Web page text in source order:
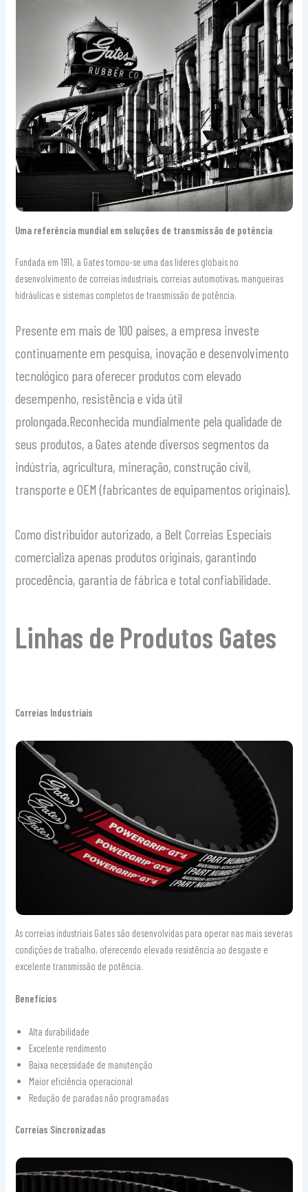
Uma referência mundial em soluções de transmissão de potência
Fundada em 1911, a Gates tornou-se uma das líderes globais no
desenvolvimento de correias industriais, correias automotivas, mangueiras
hidráulicas e sistemas completos de transmissão de potência.
Presente em mais de 100 países, a empresa investe
continuamente em pesquisa, inovação e desenvolvimento
tecnológico para oferecer produtos com elevado
desempenho, resistência e vida útil
prolongada.Reconhecida mundialmente pela qualidade de
seus produtos, a Gates atende diversos segmentos da
indústria, agricultura, mineração, construção civil,
transporte e OEM (fabricantes de equipamentos originais).
Como distribuidor autorizado, a Belt Correias Especiais
comercializa apenas produtos originais, garantindo
procedência, garantia de fábrica e total confiabilidade.
Linhas de Produtos Gates
Correias Industriais
As correias industriais Gates são desenvolvidas para operar nas mais severas
condições de trabalho, oferecendo elevada resistência ao desgaste e
excelente transmissão de potência.
Benefícios
Alta durabilidade
Excelente rendimento
Baixa necessidade de manutenção
Maior eficiência operacional
Redução de paradas não programadas
Correias Sincronizadas